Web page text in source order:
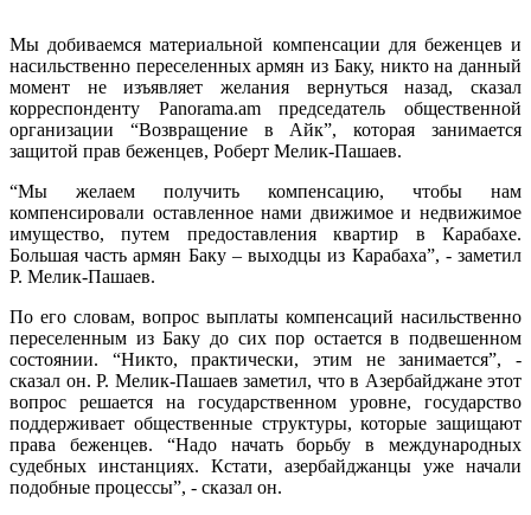
Мы добиваемся материальной компенсации для беженцев и
насильственно переселенных армян из Баку, никто на данный
момент не изъявляет желания вернуться назад, сказал
корреспонденту Panorama.am председатель общественной
организации “Возвращение в Айк”, которая занимается
защитой прав беженцев, Роберт Мелик-Пашаев.
“Мы желаем получить компенсацию, чтобы нам
компенсировали оставленное нами движимое и недвижимое
имущество, путем предоставления квартир в Карабахе.
Большая часть армян Баку – выходцы из Карабаха”, - заметил
Р. Мелик-Пашаев.
По его словам, вопрос выплаты компенсаций насильственно
переселенным из Баку до сих пор остается в подвешенном
состоянии. “Никто, практически, этим не занимается”, -
сказал он. Р. Мелик-Пашаев заметил, что в Азербайджане этот
вопрос решается на государственном уровне, государство
поддерживает общественные структуры, которые защищают
права беженцев. “Надо начать борьбу в международных
судебных инстанциях. Кстати, азербайджанцы уже начали
подобные процессы”, - сказал он.